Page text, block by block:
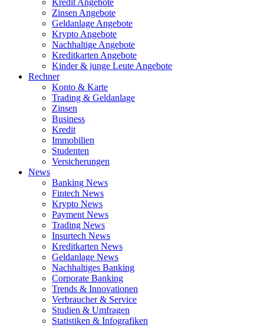
Kredit Angebote
Zinsen Angebote
Geldanlage Angebote
Krypto Angebote
Nachhaltige Angebote
Kreditkarten Angebote
Kinder & junge Leute Angebote
Rechner
Konto & Karte
Trading & Geldanlage
Zinsen
Business
Kredit
Immobilien
Studenten
Versicherungen
News
Banking News
Fintech News
Krypto News
Payment News
Trading News
Insurtech News
Kreditkarten News
Geldanlage News
Nachhaltiges Banking
Corporate Banking
Trends & Innovationen
Verbraucher & Service
Studien & Umfragen
Statistiken & Infografiken